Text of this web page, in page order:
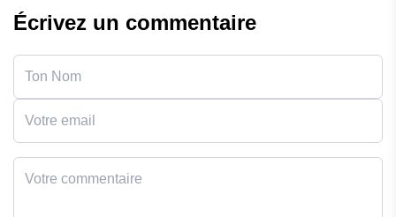
Écrivez un commentaire